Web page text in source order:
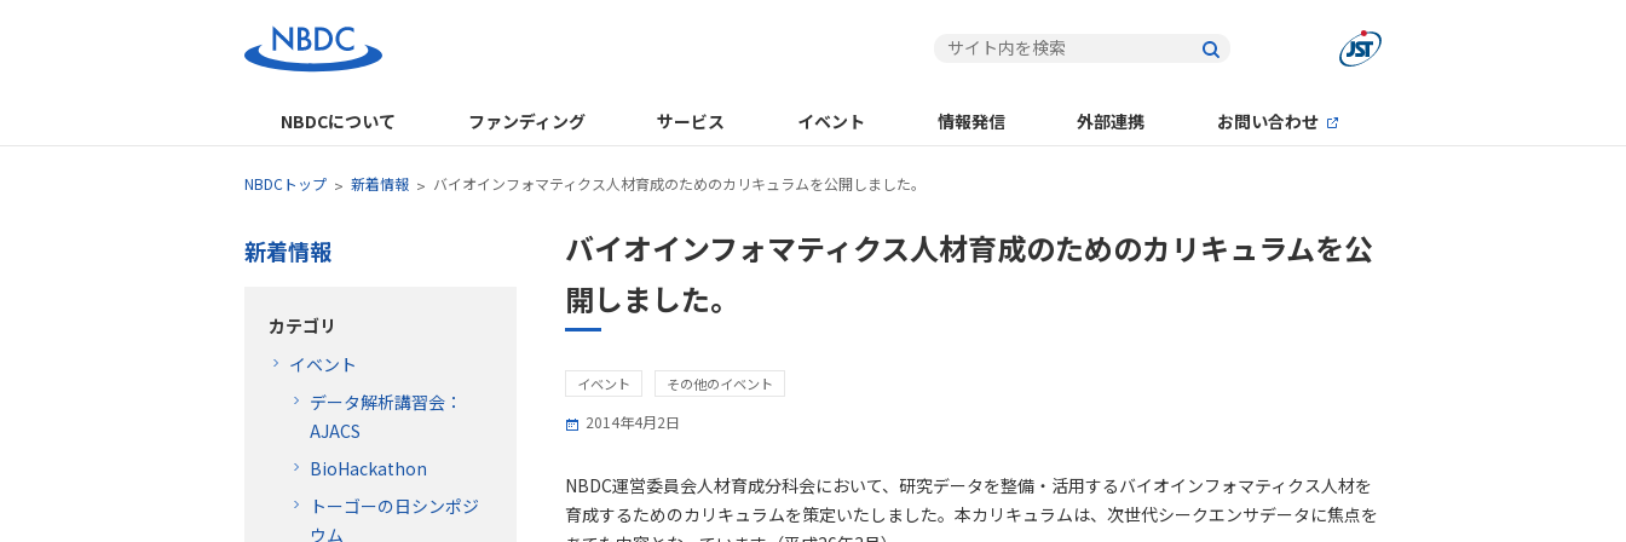
NBDCについて ファンディング サービス イベント 情報発信 外部連携 お問い合わせ
NBDCトップ 新着情報 バイオインフォマティクス人材育成のためのカリキュラムを公開しました。
バイオインフォマティクス人材育成のためのカリキュラムを公
開しました。
イベント その他のイベント
2014年4月2日
NBDC運営委員会人材育成分科会において、研究データを整備・活用するバイオインフォマティクス人材を
育成するためのカリキュラムを策定いたしました。本カリキュラムは、次世代シークエンサデータに焦点を
新着情報
カテゴリ
イベント
データ解析講習会：
AJACS
BioHackathon
トーゴーの日シンポジ
ウム